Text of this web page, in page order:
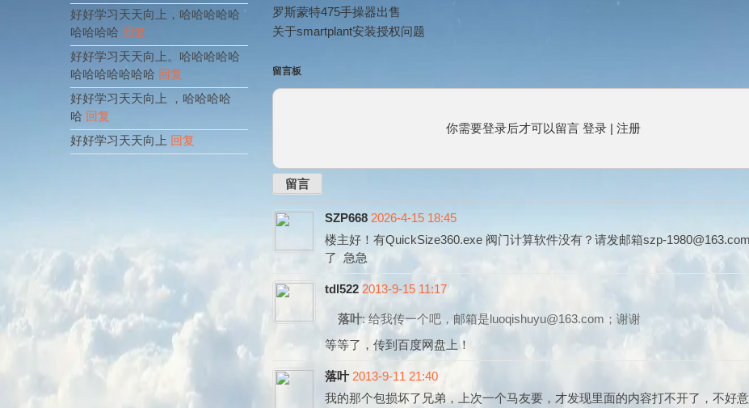
好好学习天天向上，哈哈哈哈哈
哈哈哈哈 回复
好好学习天天向上。哈哈哈哈哈
哈哈哈哈哈哈哈 回复
好好学习天天向上 ，哈哈哈哈
哈 回复
好好学习天天向上 回复
罗斯蒙特475手操器出售
关于smartplant安装授权问题
留言板
你需要登录后才可以留言 登录| 注册
留言
SZP668 2026-4-15 18:45
楼主好！有QuickSize360.exe 阀门计算软件没有？请发邮箱szp-
了 急急
tdl522 2013-9-15 11:17
落叶: 给我传一个吧，邮箱是luoqishuyu@163.com；谢谢
等等了，传到百度网盘上！
落叶 2013-9-11 21:40
我的那个包损坏了兄弟，上次一个马友要，才发现里面的内容打不开了，不好意